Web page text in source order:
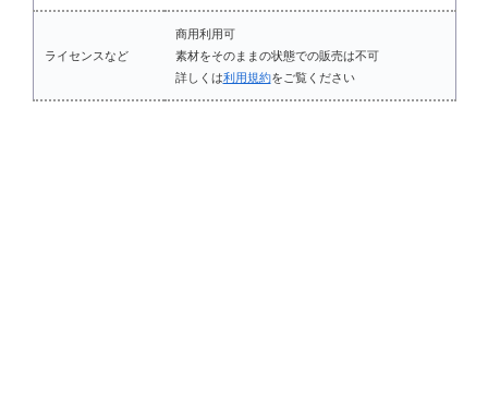
ライセンスなど
商用利用可
素材をそのままの状態での販売は不可
詳しくは利用規約をご覧ください